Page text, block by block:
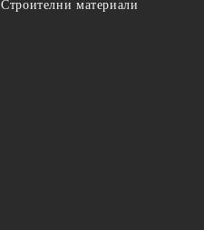
Строителни материали